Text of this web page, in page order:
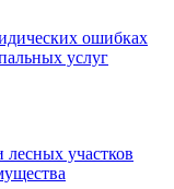
ошибках
услуг
участков